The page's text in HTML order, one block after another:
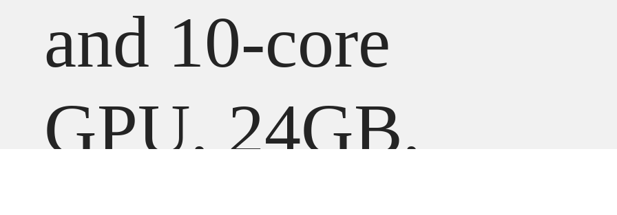
and 10-core
GPU, 24GB,